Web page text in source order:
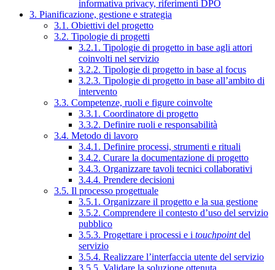
informativa privacy, riferimenti DPO
3. Pianificazione, gestione e strategia
3.1. Obiettivi del progetto
3.2. Tipologie di progetti
3.2.1. Tipologie di progetto in base agli attori
coinvolti nel servizio
3.2.2. Tipologie di progetto in base al focus
3.2.3. Tipologie di progetto in base all’ambito di
intervento
3.3. Competenze, ruoli e figure coinvolte
3.3.1. Coordinatore di progetto
3.3.2. Definire ruoli e responsabilità
3.4. Metodo di lavoro
3.4.1. Definire processi, strumenti e rituali
3.4.2. Curare la documentazione di progetto
3.4.3. Organizzare tavoli tecnici collaborativi
3.4.4. Prendere decisioni
3.5. Il processo progettuale
3.5.1. Organizzare il progetto e la sua gestione
3.5.2. Comprendere il contesto d’uso del servizio
pubblico
3.5.3. Progettare i processi e i touchpointdel
servizio
3.5.4. Realizzare l’interfaccia utente del servizio
3.5.5. Validare la soluzione ottenuta